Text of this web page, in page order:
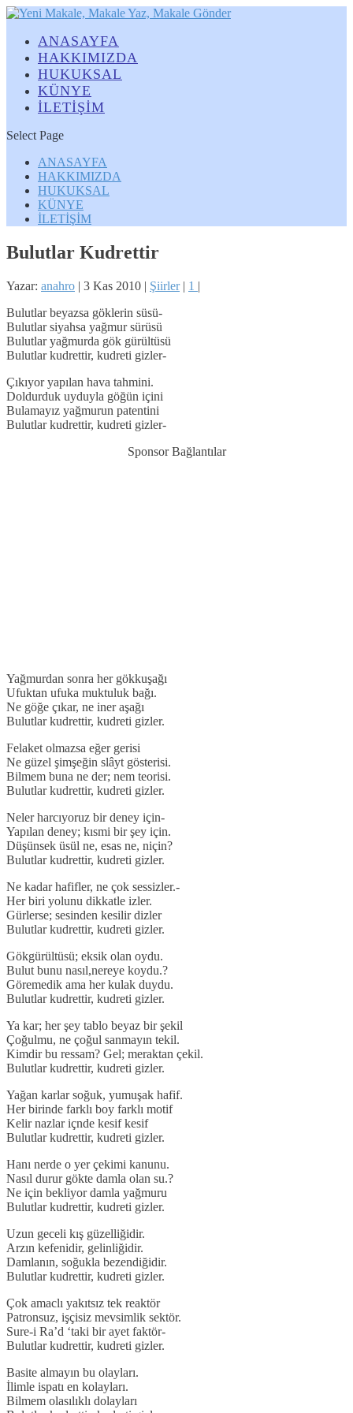
ANASAYFA
HAKKIMIZDA
HUKUKSAL
KÜNYE
İLETİŞİM
Select Page
ANASAYFA
HAKKIMIZDA
HUKUKSAL
KÜNYE
İLETİŞİM
Bulutlar Kudrettir
Yazar: anahro | 3 Kas 2010 | Şiirler| 1 |
Bulutlar beyazsa göklerin süsü-
Bulutlar siyahsa yağmur sürüsü
Bulutlar yağmurda gök gürültüsü
Bulutlar kudrettir, kudreti gizler-
Çıkıyor yapılan hava tahmini.
Doldurduk uyduyla göğün içini
Bulamayız yağmurun patentini
Bulutlar kudrettir, kudreti gizler-
Sponsor Bağlantılar
Yağmurdan sonra her gökkuşağı
Ufuktan ufuka muktuluk bağı.
Ne göğe çıkar, ne iner aşağı
Bulutlar kudrettir, kudreti gizler.
Felaket olmazsa eğer gerisi
Ne güzel şimşeğin slâyt gösterisi.
Bilmem buna ne der; nem teorisi.
Bulutlar kudrettir, kudreti gizler.
Neler harcıyoruz bir deney için-
Yapılan deney; kısmi bir şey için.
Düşünsek üsül ne, esas ne, niçin?
Bulutlar kudrettir, kudreti gizler.
Ne kadar hafifler, ne çok sessizler.-
Her biri yolunu dikkatle izler.
Gürlerse; sesinden kesilir dizler
Bulutlar kudrettir, kudreti gizler.
Gökgürültüsü; eksik olan oydu.
Bulut bunu nasıl,nereye koydu.?
Göremedik ama her kulak duydu.
Bulutlar kudrettir, kudreti gizler.
Ya kar; her şey tablo beyaz bir şekil
Çoğulmu, ne çoğul sanmayın tekil.
Kimdir bu ressam? Gel; meraktan çekil.
Bulutlar kudrettir, kudreti gizler.
Yağan karlar soğuk, yumuşak hafif.
Her birinde farklı boy farklı motif
Kelir nazlar içnde kesif kesif
Bulutlar kudrettir, kudreti gizler.
Hanı nerde o yer çekimi kanunu.
Nasıl durur gökte damla olan su.?
Ne için bekliyor damla yağmuru
Bulutlar kudrettir, kudreti gizler.
Uzun geceli kış güzelliğidir.
Arzın kefenidir, gelinliğidir.
Damlanın, soğukla bezendiğidir.
Bulutlar kudrettir, kudreti gizler.
Çok amaclı yakıtsız tek reaktör
Patronsuz, işçisiz mevsimlik sektör.
Sure-i Ra’d ‘taki bir ayet faktör-
Bulutlar kudrettir, kudreti gizler.
Basite almayın bu olayları.
İlimle ispatı en kolayları.
Bilmem olasılıklı dolayları